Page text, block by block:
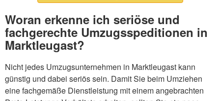
Woran erkenne ich seriöse und
fachgerechte Umzugsspeditionen in
Marktleugast?
Nicht jedes Umzugsunternehmen in Marktleugast kann
günstig und dabei seriös sein. Damit Sie beim Umziehen
eine fachgemäße Dienstleistung mit einem angebrachten